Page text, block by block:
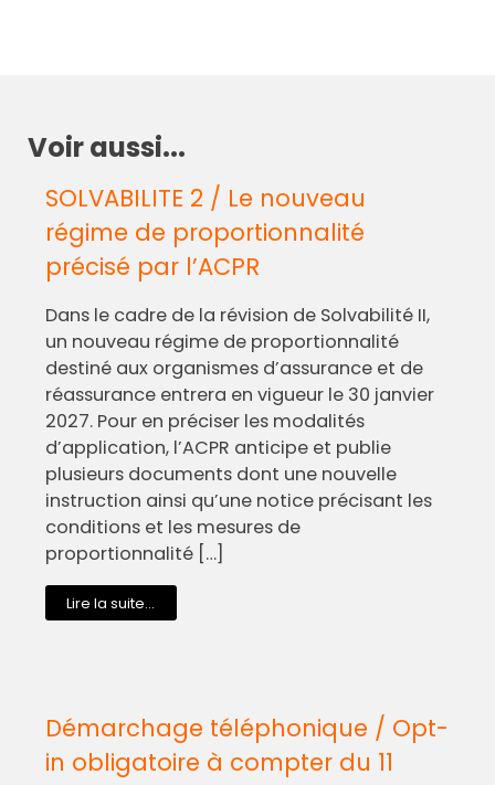
Voir aussi...
SOLVABILITE 2 / Le nouveau
régime de proportionnalité
précisé par l’ACPR
Dans le cadre de la révision de Solvabilité II,
un nouveau régime de proportionnalité
destiné aux organismes d’assurance et de
réassurance entrera en vigueur le 30 janvier
2027. Pour en préciser les modalités
d’application, l’ACPR anticipe et publie
plusieurs documents dont une nouvelle
instruction ainsi qu’une notice précisant les
conditions et les mesures de
proportionnalité […]
Lire la suite...
Démarchage téléphonique / Opt-
in obligatoire à compter du 11